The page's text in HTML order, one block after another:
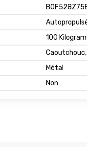
100
Métal
Non